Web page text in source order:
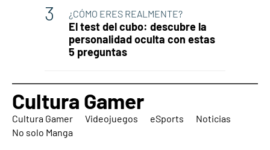
¿CÓMO ERES REALMENTE?
El test del cubo: descubre la
personalidad oculta con estas
5 preguntas
Cultura Gamer
Cultura Gamer Videojuegos eSports
Noticias
No solo Manga